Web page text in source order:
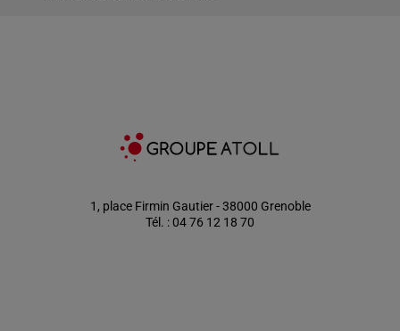
1, place Firmin Gautier - 38000 Grenoble
Tél. : 04 76 12 18 70